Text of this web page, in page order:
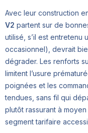
Avec leur construction
V2 partent sur de
utilisé, s’il est entretenu
occasionnel), devrait
dégrader. Les renforts
limitent l’usure
poignées et les
tendues, sans fil qui
plutôt rassurant à
segment tarifaire